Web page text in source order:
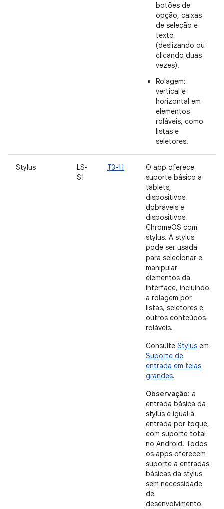
botões de
opção, caixas
de seleção e
texto
(deslizando ou
clicando duas
vezes).
Rolagem:
vertical e
horizontal em
elementos
roláveis, como
listas e
seletores.
Stylus
LS-
S1
T3-11
O app oferece
suporte básico a
tablets,
dispositivos
dobráveis e
dispositivos
ChromeOS com
stylus. A stylus
pode ser usada
para selecionar e
manipular
elementos da
interface, incluindo
a rolagem por
listas, seletores e
outros conteúdos
roláveis.
Consulte Stylus em
Suporte de
entrada em telas
grandes.
Observação: a
entrada básica da
stylus é igual à
entrada por toque,
com suporte total
no Android. Todos
os apps oferecem
suporte a entradas
básicas da stylus
sem necessidade
de
desenvolvimento